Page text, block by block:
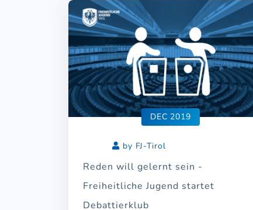
DEC 2019
by FJ-Tirol
Reden will gelernt sein -
Freiheitliche Jugend startet
Debattierklub